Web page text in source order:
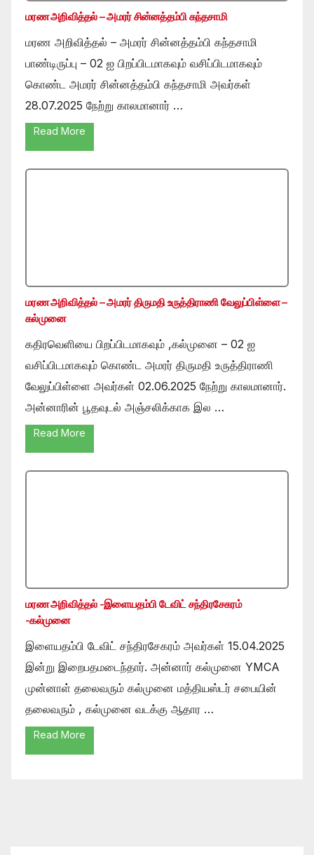
மரண அறிவித்தல் – அமரர் சின்னத்தம்பி கந்தசாமி
மரண அறிவித்தல் – அமரர் சின்னத்தம்பி கந்தசாமி
பாண்டிருப்பு – 02 ஐ பிறப்பிடமாகவும் வசிப்பிடமாகவும்
கொண்ட அமரர் சின்னத்தம்பி கந்தசாமி அவர்கள்
28.07.2025 நேற்று காலமானார் …
Read More
மரண அறிவித்தல் – அமரர் திருமதி உருத்திராணி வேலுப்பிள்ளை –
கல்முனை
கதிரவெளியை பிறப்பிடமாகவும் ,கல்முனை – 02 ஐ
வசிப்பிடமாகவும் கொண்ட அமரர் திருமதி உருத்திராணி
வேலுப்பிள்ளை அவர்கள் 02.06.2025 நேற்று காலமானார்.
அன்னாரின் பூதவுடல் அஞ்சலிக்காக இல …
Read More
மரண அறிவித்தல் -இளையதம்பி டேவிட் சந்திரசேகரம்
-கல்முனை
இளையதம்பி டேவிட் சந்திரசேகரம் அவர்கள் 15.04.2025
இன்று இறைபதமடைந்தார். அன்னார் கல்முனை YMCA
முன்னாள் தலைவரும் கல்முனை மத்தியஸ்டர் சபையின்
தலைவரும் , கல்முனை வடக்கு ஆதார …
Read More